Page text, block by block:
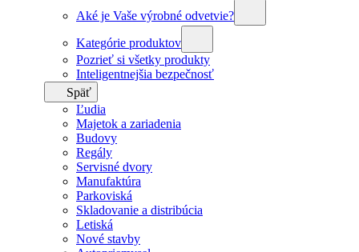
Aké je Vaše výrobné odvetvie?
Kategórie produktov
Pozrieť si všetky produkty
Inteligentnejšia bezpečnosť
Späť
Ľudia
Majetok a zariadenia
Budovy
Regály
Servisné dvory
Manufaktúra
Parkoviská
Skladovanie a distribúcia
Letiská
Nové stavby